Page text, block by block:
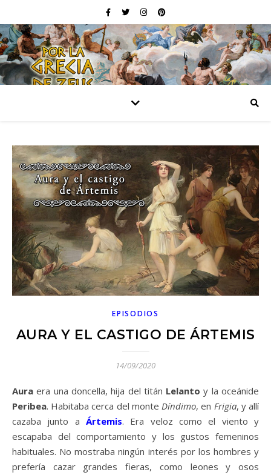
EPISODIOS
AURA Y EL CASTIGO DE ÁRTEMIS
14/09/2020
Aura era una doncella, hija del titán Lelanto y la oceánide
Peribea. Habitaba cerca del monteDíndimo, en Frigia, y allí
cazaba junto a Ártemis. Era veloz como el viento y
escapaba del comportamiento y los gustos femeninos
habituales. No mostraba ningún interés por los hombres y
prefería cazar grandes fieras, como leones y osos